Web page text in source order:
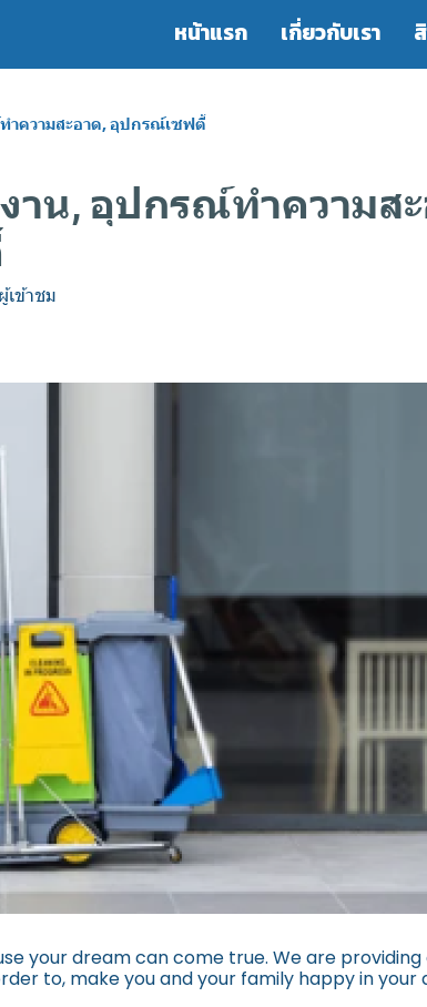
หน้าแรก เกี่ยวกับเรา
ความสะอาด, อุปกรณ์เซฟตี้
น, อุปกรณ์ทำความส
เข้าชม
your dream can come true. We are
to, make you and your family happy in your